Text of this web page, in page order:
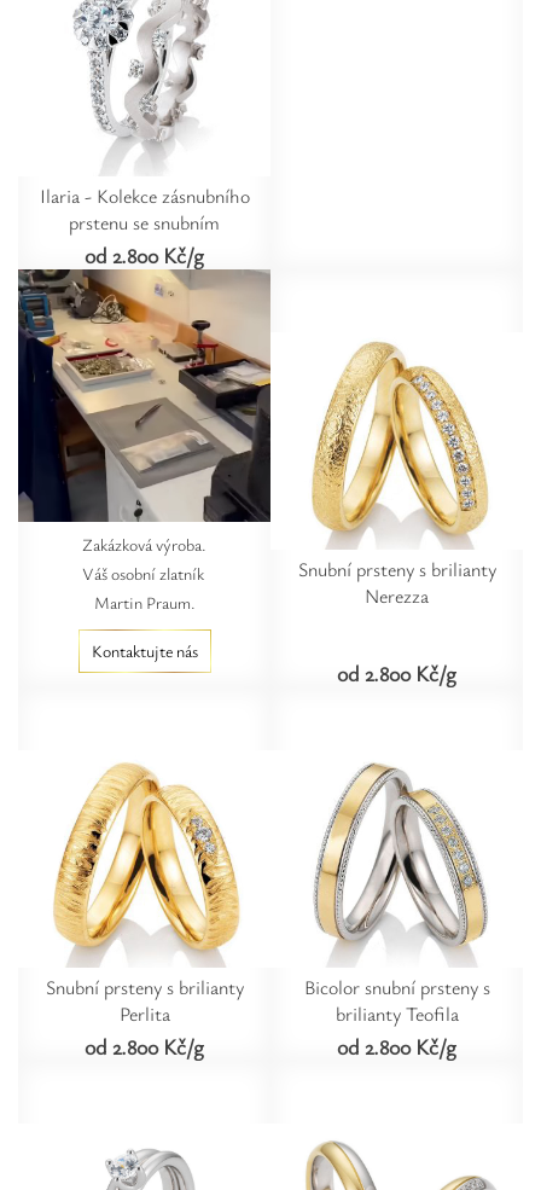
Ilaria - Kolekce zásnubního
prstenu se snubním
od 2.800 Kč/g
Zakázková výroba.
Váš osobní zlatník
Martin Praum.
Kontaktujte nás
Snubní prsteny s brilianty
Nerezza
od 2.800 Kč/g
Snubní prsteny s brilianty
Perlita
od 2.800 Kč/g
Bicolor snubní prsteny s
brilianty Teofila
od 2.800 Kč/g